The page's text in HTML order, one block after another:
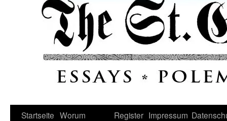
Startseite Worum
Register Impressum